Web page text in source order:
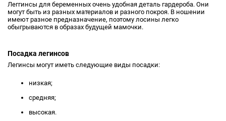
Леггинсы для беременных очень удобная деталь гардероба. Они
могут быть из разных материалов и разного покроя. В ношении
имеют разное предназначение, поэтому лосины легко
обыгрываются в образах будущей мамочки.
Посадка легинсов
Легинсы могут иметь следующие виды посадки:
низкая;
средняя;
высокая.